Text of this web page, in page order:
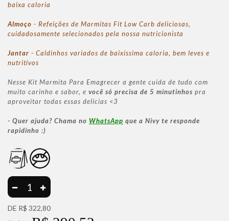
baixa caloria
Almoço - Refeições de Marmitas Fit Low Carb deliciosas,
cuidadosamente selecionados pela nossa nutricionista
Jantar - Caldinhos variados de baixissima caloria, bem leves e
nutritivos
Nesse Kit Marmita Para Emagrecer a gente cuida de tudo com
muito carinho e sabor, e você só precisa de 5 minutinhos pra
aproveitar todas essas delicias <3
- Quer ajuda? Chama no WhatsApp que a Nivy te responde
rapidinho :)
DE R$ 322,80